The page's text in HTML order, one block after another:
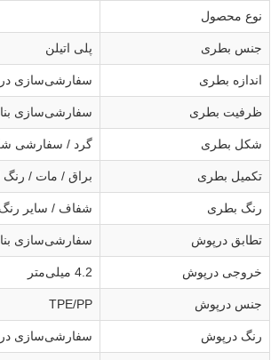
نوع محصول
جنس بطری پلی اتیلن
اندازه بطری سفارشی‌سازی
ظرفیت بطری سفارشی‌سازی
شکل بطری گرد / سفارشی
تکمیل بطری براق / مات /
رنگ بطری شفاف / سایر
تطابق درپوش سفارشی‌سازی
خروجی درپوش 4.2 میلی‌متر
جنس درپوش TPE/PP
رنگ درپوش سفارشی‌سازی